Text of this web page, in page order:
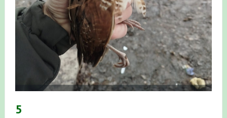
Уралсиба в Уфе в 2026 г.
Участие башкирских орнитологов и бердвотчеров в
проекте «Развитие программы мониторинга
численности птиц в европейской части России»
«Весенняя перекличка-2026» — 11-20 мая 2026
5